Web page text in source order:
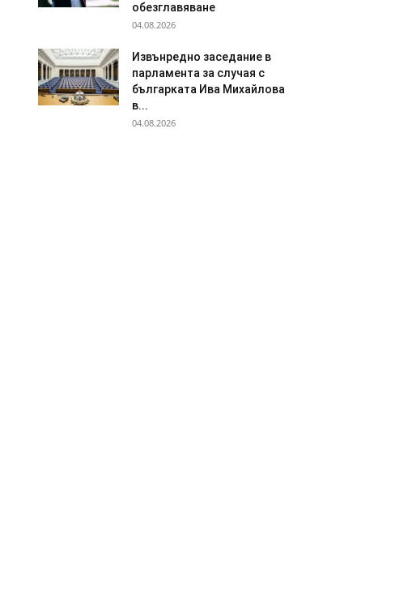
обезглавяване
04.08.2026
Извънредно заседание в
парламента за случая с
българката Ива Михайлова
в...
04.08.2026